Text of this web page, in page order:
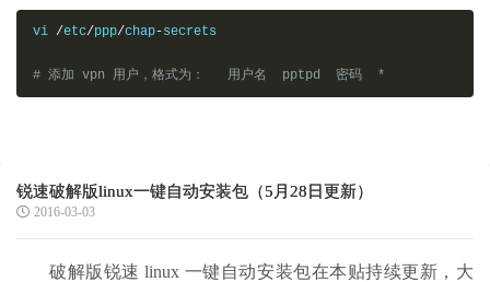
vi /etc/ppp/chap-secrets
# 添加 vpn 用户，格式为：   用户名  pptpd  密码  *
锐速破解版linux一键自动安装包（5月28日更新）
2016-03-03
破解版锐速 linux 一键自动安装包在本贴持续更新，大